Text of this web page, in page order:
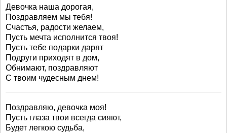
Девочка наша дорогая,
Поздравляем мы тебя!
Счастья, радости желаем,
Пусть мечта исполнится твоя!
Пусть тебе подарки дарят
Подруги приходят в дом,
Обнимают, поздравляют
С твоим чудесным днем!
Поздравляю, девочка моя!
Пусть глаза твои всегда сияют,
Будет легкою судьба,